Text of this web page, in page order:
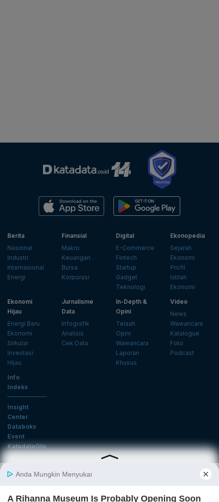
Berita
Nasional
Industri
Internasional
Energi
Finansial
Makro
Keuangan
Bursa
Korporasi
Digital
E-Commerce
Fintech
Startup
Gadget
Teknologi
Ekonopedia
Sejarah
Ekonomi
Profil
Istilah
Ekonomi
Ekonomi
Hijau
Energi Baru
Ekonomi
Sirkular
Investasi
Hijau
Jurnalisme
Data
Infografik
Analisis
Cek Data
In-Depth &
Opini
Telaah
Opini
Wawancara
Laporan
Khusus
Video
News
Wawancara
Katalogue
Foto
Podcast
Info
Indeks
Insight
Center
Databoks
Event
KatadataOto
Langganan Newsletter